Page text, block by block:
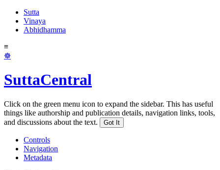
Sutta
Vinaya
Abhidhamma
≡
☸
SuttaCentral
Click on the green menu icon to expand the sidebar. This has useful
things like authorship and publication details, navigation links, tools,
and discussions about the text.
Got It
Controls
Navigation
Metadata